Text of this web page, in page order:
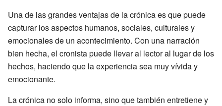
Una de las grandes ventajas de la crónica es que puede
capturar los aspectos humanos, sociales, culturales y
emocionales de un acontecimiento. Con una narración
bien hecha, el cronista puede llevar al lector al lugar de los
hechos, haciendo que la experiencia sea muy vívida y
emocionante.
La crónica no solo informa, sino que también entretiene y